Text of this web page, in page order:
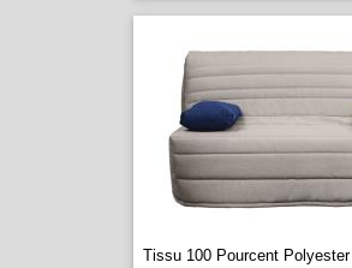
Tissu 100 Pourcent Polyester